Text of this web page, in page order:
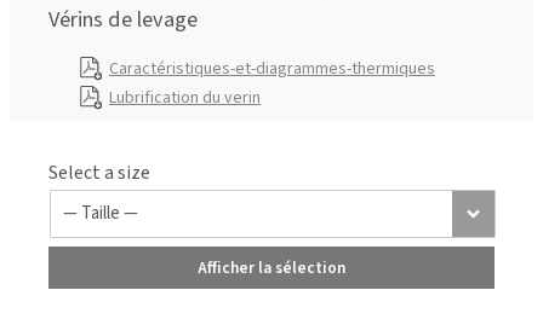
Vérins de levage
Caractéristiques-et-diagrammes-thermiques
Lubrification du verin
Select a size
Afficher la sélection